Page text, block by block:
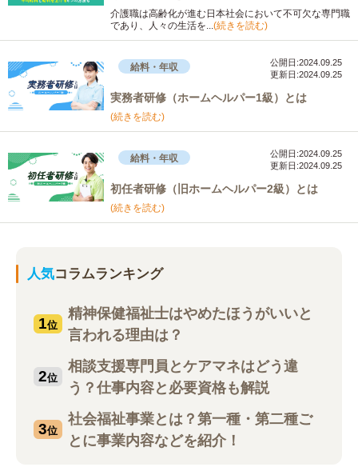
介護職は高齢化が進む日本社会において不可欠な専門職
であり、人々の生活を... (続きを読む)
給料・年収
公開日:2024.09.25
更新日:2024.09.25
実務者研修（ホームヘルパー1級）とは
(続きを読む)
給料・年収
公開日:2024.09.25
更新日:2024.09.25
初任者研修（旧ホームヘルパー2級）とは
(続きを読む)
人気コラムランキング
1位
精神保健福祉士はやめたほうがいいと
言われる理由は？
2位
相談支援専門員とケアマネはどう違
う？仕事内容と必要資格も解説
3位
社会福祉事業とは？第一種・第二種ご
とに事業内容などを紹介！